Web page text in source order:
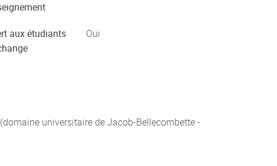
aux étudiants
Oui
universitaire de Jacob-Bellecombette -